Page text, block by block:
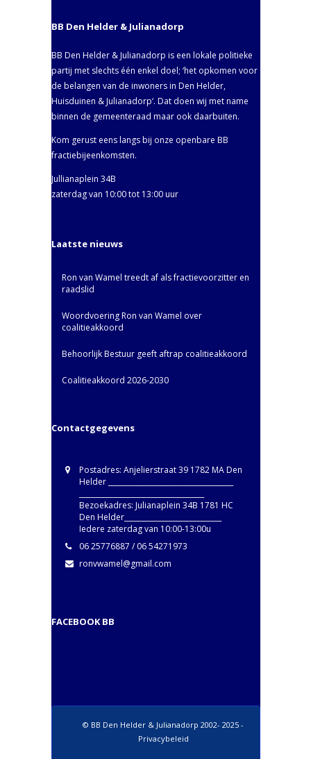
BB Den Helder & Julianadorp
BB Den Helder & Julianadorp is een lokale politieke
partij met slechts één enkel doel; ‘het opkomen voor
de belangen van de inwoners in Den Helder,
Huisduinen & Julianadorp‘. Dat doen wij met name
binnen de gemeenteraad maar ook daarbuiten.
Kom gerust eens langs bij onze openbare BB
fractiebijeenkomsten.
Jullianaplein 34B
zaterdag van 10:00 tot 13:00 uur
Laatste nieuws
Ron van Wamel treedt af als fractievoorzitter en
raadslid
Woordvoering Ron van Wamel over
coalitieakkoord
Behoorlijk Bestuur geeft aftrap coalitieakkoord
Coalitieakkoord 2026-2030
Contactgegevens
Postadres: Anjelierstraat 39 1782 MA Den
Helder ____________________________________
Bezoekadres: Julianaplein 34B 1781 HC
Den Helder____________________________
Iedere zaterdag van 10:00-13:00u
06 25776887 / 06 54271973
ronvwamel@gmail.com
FACEBOOK BB
© BB Den Helder & Julianadorp 2002- 2025 -
Privacybeleid